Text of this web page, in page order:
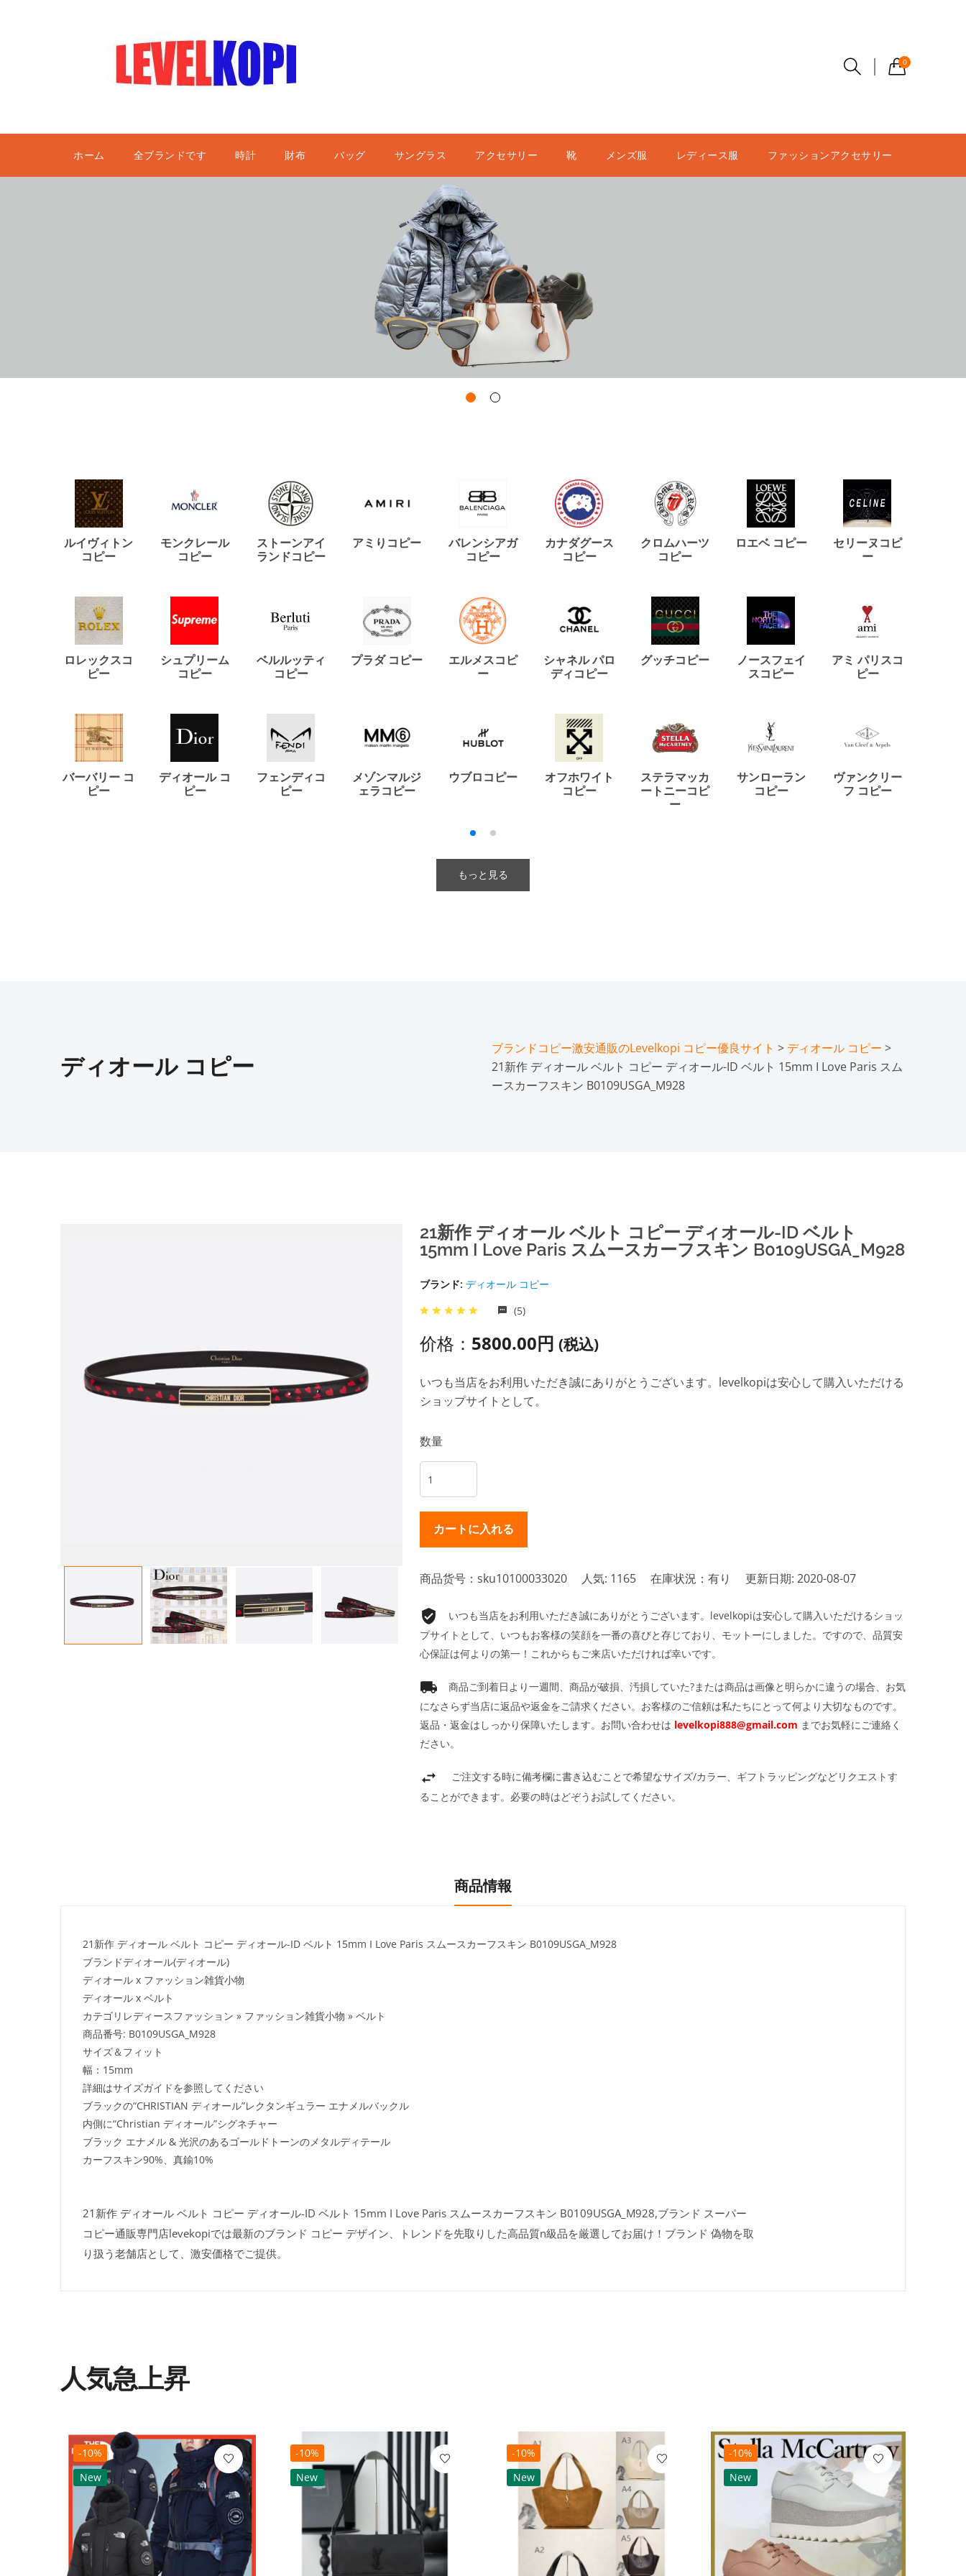
0
ホーム 全ブランドです 時計 財布 バッグ サングラス アクセサリー 靴 メンズ服 レディース服 ファッションアクセサリー
ルイヴィトン
コピー
モンクレール
コピー
ストーンアイ
ランドコピー
アミりコピー
バレンシアガ
コピー
カナダグース
コピー
クロムハーツ
コピー
ロエベ コピー
セリーヌコピ
ー
ロレックスコ
ピー
シュプリーム
コピー
ベルルッティ
コピー
プラダ コピー
エルメスコピ
ー
シャネル パロ
ディコピー
グッチコピー
ノースフェイ
スコピー
アミ パリスコ
ピー
バーバリー コ
ピー
ディオール コ
ピー
フェンディコ
ピー
メゾンマルジ
ェラコピー
ウブロコピー
オフホワイト
コピー
ステラマッカ
ートニーコピ
ー
サンローラン
コピー
ヴァンクリー
フ コピー
もっと見る
ディオール コピー
ブランドコピー激安通販のLevelkopi コピー優良サイト > ディオール コピー >
21新作 ディオール ベルト コピー ディオール-ID ベルト 15mm I Love Paris スム
ースカーフスキン B0109USGA_M928
21新作 ディオール ベルト コピー ディオール-ID ベルト
15mm I Love Paris スムースカーフスキン B0109USGA_M928
ブランド: ディオール コピー
(5)
价格： 5800.00円 (税込)
いつも当店をお利用いただき誠にありがとうございます。levelkopiは安心して購入いただける
ショップサイトとして。
数量
商品货号：sku10100033020 人気: 1165 在庫状況：有り 更新日期: 2020-08-07
いつも当店をお利用いただき誠にありがとうございます。levelkopiは安心して購入いただけるショッ
プサイトとして、いつもお客様の笑顔を一番の喜びと存じており、モットーにしました。ですので、品質安
心保証は何よりの第一！これからもご来店いただければ幸いです。
商品ご到着日より一週間、商品が破損、汚損していた?または商品は画像と明らかに違うの場合、お気
になさらず当店に返品や返金をご請求ください。お客様のご信頼は私たちにとって何より大切なものです。
返品・返金はしっかり保障いたします。お問い合わせは levelkopi888@gmail.com までお気軽にご連絡く
ださい。
ご注文する時に備考欄に書き込むことで希望なサイズ/カラー、ギフトラッピングなどリクエストす
ることができます。必要の時はどぞうお試してください。
商品情報
21新作 ディオール ベルト コピー ディオール-ID ベルト 15mm I Love Paris スムースカーフスキン B0109USGA_M928
ブランドディオール(ディオール)
ディオール x ファッション雑貨小物
ディオール x ベルト
カテゴリレディースファッション » ファッション雑貨小物 » ベルト
商品番号: B0109USGA_M928
サイズ＆フィット
幅：15mm
詳細はサイズガイドを参照してください
ブラックの“CHRISTIAN ディオール”レクタンギュラー エナメルバックル
内側に“Christian ディオール”シグネチャー
ブラック エナメル & 光沢のあるゴールドトーンのメタルディテール
カーフスキン90%、真鍮10%
21新作 ディオール ベルト コピー ディオール-ID ベルト 15mm I Love Paris スムースカーフスキン B0109USGA_M928,ブランド スーパー
コピー通販専門店levekopiでは最新のブランド コピー デザイン、トレンドを先取りした高品質n級品を厳選してお届け！ブランド 偽物を取
り扱う老舗店として、激安価格でご提供。
人気急上昇
-10%
New
-10%
New
-10%
New
-10%
New